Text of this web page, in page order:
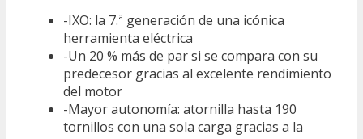
-IXO: la 7.ª generación de una icónica
herramienta eléctrica
-Un 20 % más de par si se compara con su
predecesor gracias al excelente rendimiento
del motor
-Mayor autonomía: atornilla hasta 190
tornillos con una sola carga gracias a la